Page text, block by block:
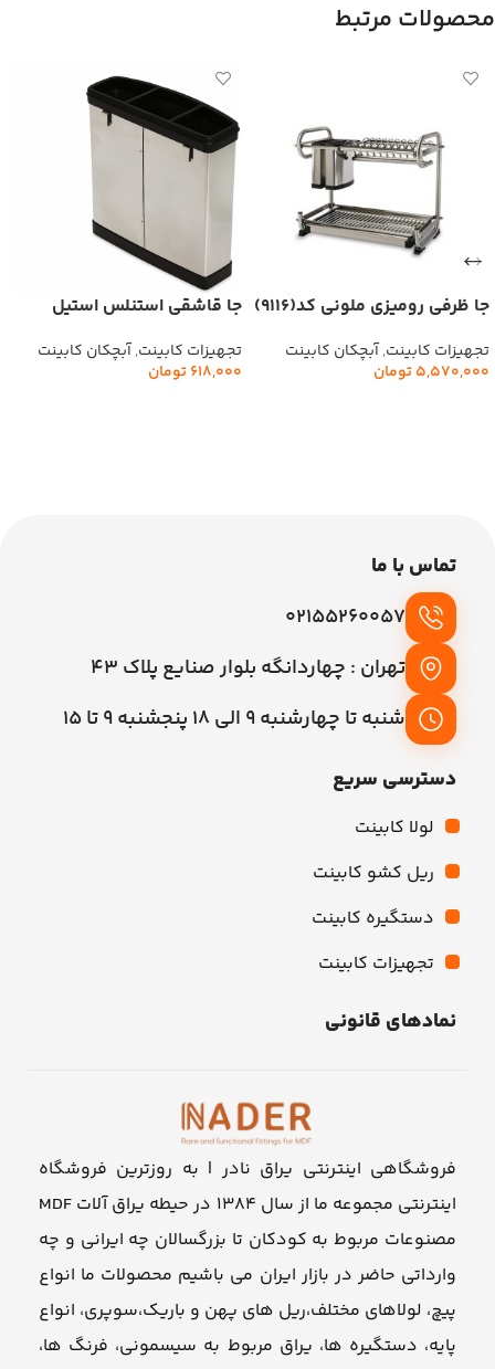
محصولات مرتبط
جا ظرفی رومیزی ملونی کد(9116)
تجهیزات کابینت,آبچکان کابینت
5,570,000تومان
جا قاشقی استنلس استیل
تجهیزات کابینت,آبچکان کابینت
618,000تومان
تماس با ما
02155260057
تهران : چهاردانگه بلوار صنایع پلاک 43
شنبه تا چهارشنبه 9 الی 18 پنجشنبه 9 تا 15
دسترسی سریع
لولا کابینت
ریل کشو کابینت
دستگیره کابینت
تجهیزات کابینت
نمادهای قانونی
فروشگاهی اینترنتی یراق نادر | به روزترین فروشگاه
اینترنتی مجموعه ما از سال ۱۳۸۴ در حیطه یراق آلات MDF
مصنوعات مربوط به کودکان تا بزرگسالان چه ایرانی و چه
وارداتی حاضر در بازار ایران می باشیم محصولات ما انواع
پیچ، لولاهای مختلف،ریل های پهن و باریک،سوپری، انواع
پایه، دستگیره ها، یراق مربوط به سیسمونی، فرنگ ها،